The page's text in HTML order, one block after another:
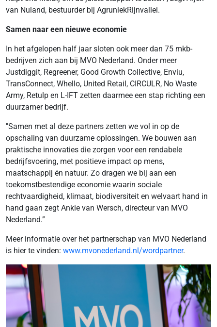
van Nuland, bestuurder bij AgruniekRijnvallei.
Samen naar een nieuwe economie
In het afgelopen half jaar sloten ook meer dan 75 mkb-
bedrijven zich aan bij MVO Nederland. Onder meer
Justdiggit, Regreener, Good Growth Collective, Enviu,
TransConnect, Whello, United Retail, CIRCULR, No Waste
Army, Retulp en L-IFT zetten daarmee een stap richting een
duurzamer bedrijf.
"Samen met al deze partners zetten we vol in op de
opschaling van duurzame oplossingen. We bouwen aan
praktische innovaties die zorgen voor een rendabele
bedrijfsvoering, met positieve impact op mens,
maatschappij én natuur. Zo dragen we bij aan een
toekomstbestendige economie waarin sociale
rechtvaardigheid, klimaat, biodiversiteit en welvaart hand in
hand gaan zegt Ankie van Wersch, directeur van MVO
Nederland.”
Meer informatie over het partnerschap van MVO Nederland
is hier te vinden: www.mvonederland.nl/wordpartner.